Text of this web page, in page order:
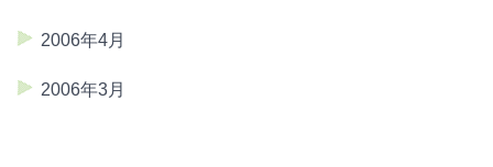
2006年4月
2006年3月